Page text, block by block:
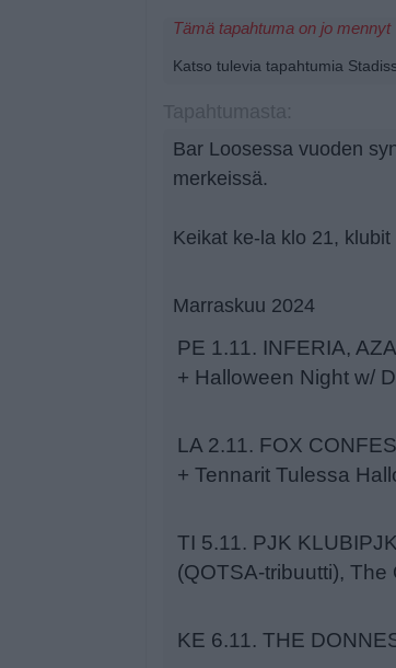
Tämä tapahtuma on jo mennyt
Katso tulevia tapahtumia
Bar Loosessa vuoden
merkeissä.
Keikat ke-la klo 21,
Marraskuu 2024
PE 1.11. INFERIA,
+ Halloween Night w/
LA 2.11. FOX
+ Tennarit Tulessa
TI 5.11. PJK
(QOTSA-tribuutti),
KE 6.11. THE